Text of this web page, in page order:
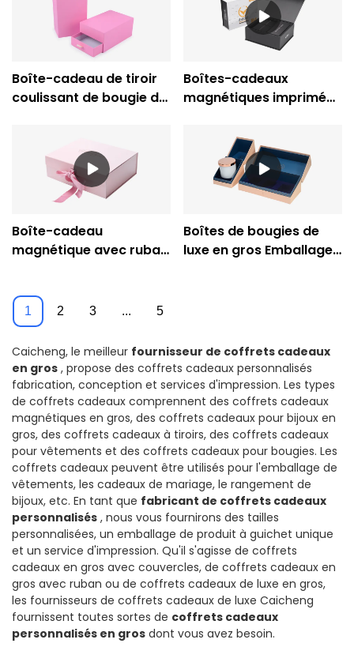
Caicheng, le meilleur fournisseur de coffrets cadeaux
en gros , propose des coffrets cadeaux personnalisés
fabrication, conception et services d'impression. Les types
de coffrets cadeaux comprennent des coffrets cadeaux
magnétiques en gros, des coffrets cadeaux pour bijoux en
gros, des coffrets cadeaux à tiroirs, des coffrets cadeaux
pour vêtements et des coffrets cadeaux pour bougies. Les
coffrets cadeaux peuvent être utilisés pour l'emballage de
vêtements, les cadeaux de mariage, le rangement de
bijoux, etc. En tant que fabricant de coffrets cadeaux
personnalisés , nous vous fournirons des tailles
personnalisées, un emballage de produit à guichet unique
et un service d'impression. Qu'il s'agisse de coffrets
cadeaux en gros avec couvercles, de coffrets cadeaux en
gros avec ruban ou de coffrets cadeaux de luxe en gros,
les fournisseurs de coffrets cadeaux de luxe Caicheng
fournissent toutes sortes de coffrets cadeaux
personnalisés en gros dont vous avez besoin.
Boîte-cadeau de tiroir
coulissant de bougie de
Boîtes-cadeaux
magnétiques imprimées
Boîte de fermeture
magnétique sur mesure
électronique à rabat
Boîte-cadeau
magnétique avec ruban
de vêtements -
Caicheng Printing
Boîtes de bougies de
luxe en gros Emballage
1 2 3 ... 5